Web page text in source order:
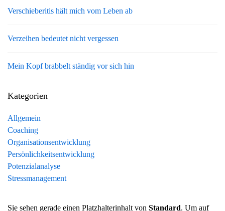
Verschieberitis hält mich vom Leben ab
Verzeihen bedeutet nicht vergessen
Mein Kopf brabbelt ständig vor sich hin
Kategorien
Allgemein
Coaching
Organisationsentwicklung
Persönlichkeitsentwicklung
Potenzialanalyse
Stressmanagement
Sie sehen gerade einen Platzhalterinhalt von Standard. Um auf